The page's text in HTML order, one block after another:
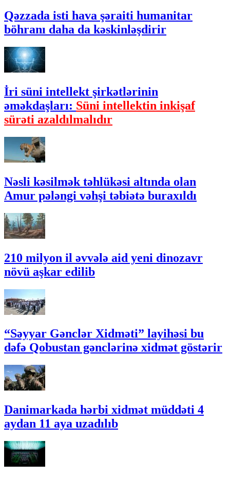
Qəzzada isti hava şəraiti humanitar
böhranı daha da kəskinləşdirir
İri süni intellekt şirkətlərinin
əməkdaşları: Süni intellektin inkişaf
sürəti azaldılmalıdır
Nəsli kəsilmək təhlükəsi altında olan
Amur pələngi vəhşi təbiətə buraxıldı
210 milyon il əvvələ aid yeni dinozavr
növü aşkar edilib
“Səyyar Gənclər Xidməti” layihəsi bu
dəfə Qobustan gənclərinə xidmət göstərir
Danimarkada hərbi xidmət müddəti 4
aydan 11 aya uzadılıb